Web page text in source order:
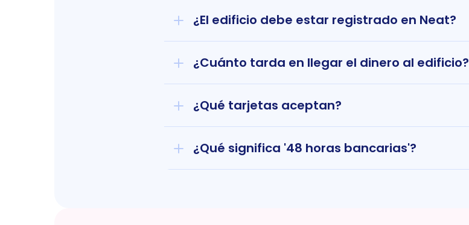
¿El edificio debe estar registrado en Neat?
¿Cuánto tarda en llegar el dinero al edificio?
¿Qué tarjetas aceptan?
¿Qué significa '48 horas bancarias'?